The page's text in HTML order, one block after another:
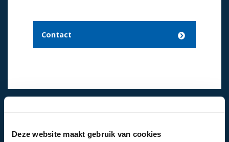
Deze website maakt gebruik van cookies
Contact
024-6492811 Mail ons